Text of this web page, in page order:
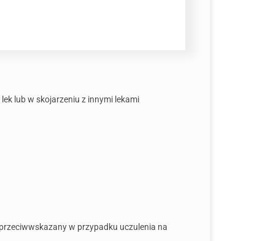
lub w skojarzeniu z innymi lekami
w przypadku uczulenia na